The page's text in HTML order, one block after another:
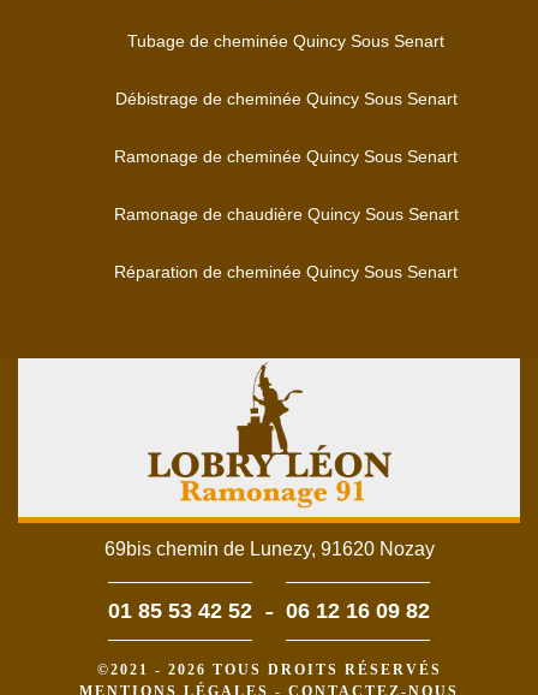
Tubage de cheminée Quincy Sous Senart
Débistrage de cheminée Quincy Sous Senart
Ramonage de cheminée Quincy Sous Senart
Ramonage de chaudière Quincy Sous Senart
Réparation de cheminée Quincy Sous Senart
69bis chemin de Lunezy, 91620 Nozay
01 85 53 42 52 - 06 12 16 09 82
©2021 - 2026 TOUS DROITS RÉSERVÉS
MENTIONS LÉGALES - CONTACTEZ-NOUS